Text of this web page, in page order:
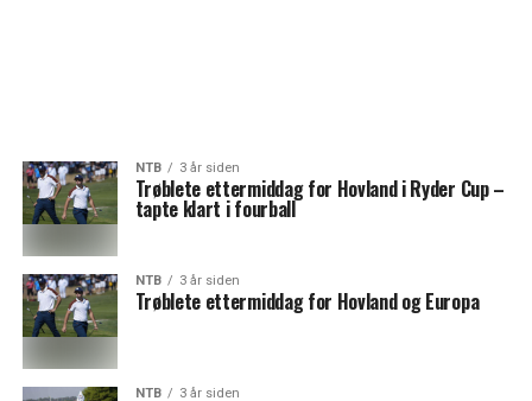
NTB 3 år siden
Trøblete ettermiddag for Hovland i Ryder Cup –
tapte klart i fourball
NTB 3 år siden
Trøblete ettermiddag for Hovland og Europa
NTB 3 år siden